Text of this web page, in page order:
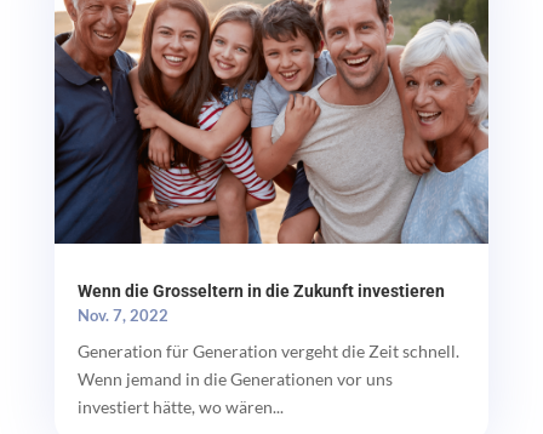
Wenn die Grosseltern in die Zukunft investieren
Nov. 7, 2022
Generation für Generation vergeht die Zeit schnell.
Wenn jemand in die Generationen vor uns
investiert hätte, wo wären...